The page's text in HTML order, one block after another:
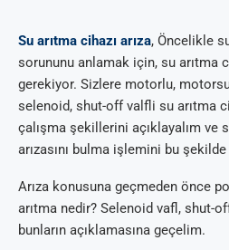
Su arıtma cihazı arıza, Öncelikle
sorununu anlamak için, su arıtma
gerekiyor. Sizlere motorlu,
selenoid, shut-off valfli su arıtma
çalışma şekillerini açıklayalım ve
arızasını bulma işlemini bu
Arıza konusuna geçmeden önce
arıtma nedir? Selenoid vafl, shut-
bunların açıklamasına geçelim.